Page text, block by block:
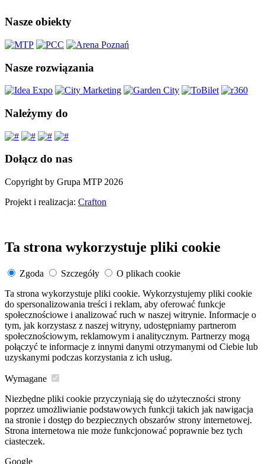
Nasze obiekty
Nasze rozwiązania
Należymy do
Dołącz do nas
Copyright by Grupa MTP 2026
Projekt i realizacja: Crafton
Ta strona wykorzystuje pliki cookie
Zgoda Szczegóły
O plikach cookie
Ta strona wykorzystuje pliki cookie. Wykorzystujemy pliki cookie
do spersonalizowania treści i reklam, aby oferować funkcje
społecznościowe i analizować ruch w naszej witrynie. Informacje o
tym, jak korzystasz z naszej witryny, udostępniamy partnerom
społecznościowym, reklamowym i analitycznym. Partnerzy mogą
połączyć te informacje z innymi danymi otrzymanymi od Ciebie lub
uzyskanymi podczas korzystania z ich usług.
Wymagane
Niezbędne pliki cookie przyczyniają się do użyteczności strony
poprzez umożliwianie podstawowych funkcji takich jak nawigacja
na stronie i dostęp do bezpiecznych obszarów strony internetowej.
Strona internetowa nie może funkcjonować poprawnie bez tych
ciasteczek.
Google